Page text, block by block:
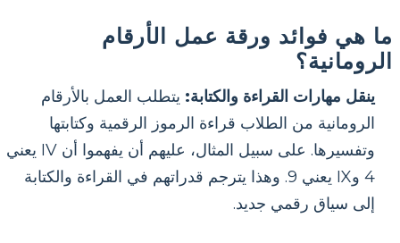
ما هي فوائد ورقة عمل الأرقام
الرومانية؟
ينقل مهارات القراءة والكتابة: يتطلب العمل بالأرقام
الرومانية من الطلاب قراءة الرموز الرقمية وكتابتها
وتفسيرها. على سبيل المثال، عليهم أن يفهموا أن IV يعني
4 وIX يعني 9. وهذا يترجم قدراتهم في القراءة والكتابة
إلى سياق رقمي جديد.